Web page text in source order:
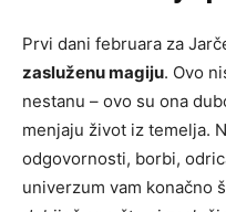
Prvi dani februara za
zasluženu magiju. Ovo
nestanu – ovo su ona
menjaju život iz temelja.
odgovornosti, borbi,
univerzum vam konačno